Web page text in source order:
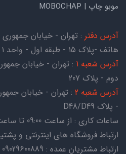
موبو چاپ | MOBOCHAP
آدرس دفتر : تهران - خیابان
هاتف -پلاک ۱۵ - طبقه اول - واحد ۱
آدرس شعبه 1
: تهران - خیابان
دوم - پلاک 207
آدرس شعبه 2
: تهران - خیابان
- پلاک D48/D49
ساعات کاری : از ساعت 09:00 تا ساعت 18:00
ارتباط فروشگاه های اینترنتی و پشتیبانی
ارتباط مشتریان عمده : 09029600889